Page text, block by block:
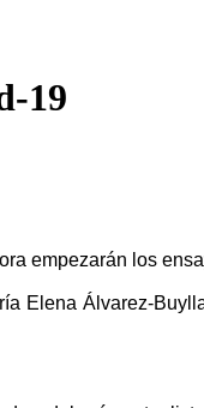
19
empezarán los
Elena Álvarez-